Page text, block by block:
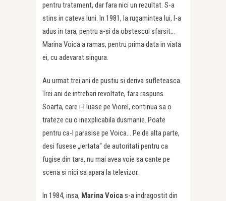
pentru tratament, dar fara nici un rezultat. S-a
stins in cateva luni. In 1981, la rugamintea lui, l-a
adus in tara, pentru a-si da obstescul sfarsit…
Marina Voica a ramas, pentru prima data in viata
ei, cu adevarat singura.
Au urmat trei ani de pustiu si deriva sufleteasca.
Trei ani de intrebari revoltate, fara raspuns.
Soarta, care i-l luase pe Viorel, continua sa o
trateze cu o inexplicabila dusmanie. Poate
pentru ca-l parasise pe Voica… Pe de alta parte,
desi fusese „iertata“ de autoritati pentru ca
fugise din tara, nu mai avea voie sa cante pe
scena si nici sa apara la televizor.
In 1984, insa, Marina Voicas-a indragostit din